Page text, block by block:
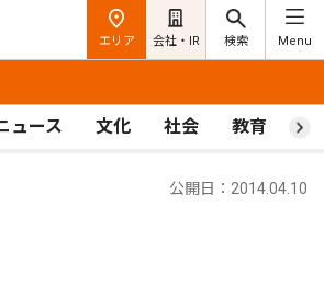
エリア 会社・IR 検索 Menu
ュース 文化 社会 教育 ス
公開日：2014.04.10